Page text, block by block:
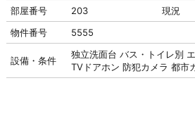
部屋番号
203 現況
物件番号
5555
設備・条件
独立洗面台 バス・トイレ別
TVドアホン 防犯カメラ 都市